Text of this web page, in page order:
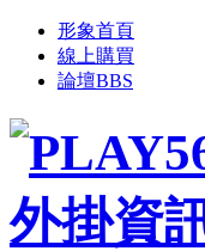
形象首頁
線上購買
論壇BBS